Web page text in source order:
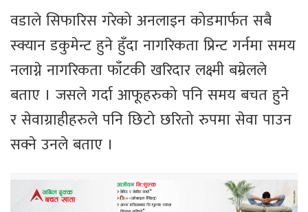
वडाले सिफारिस गरेको अनलाइन कोडमार्फत सबै
स्क्यान डकुमेन्ट हुने हुँदा नागरिकता प्रिन्ट गर्नमा समय
नलाग्ने नागरिकता फाँटकी खरिदार लक्ष्मी बम्रेलले
बताए । जसले गर्दा आफूहरुको पनि समय बचत हुने
र सेवाग्राहीहरुले पनि छिटो छरितो रुपमा सेवा पाउन
सक्ने उनले बताए ।